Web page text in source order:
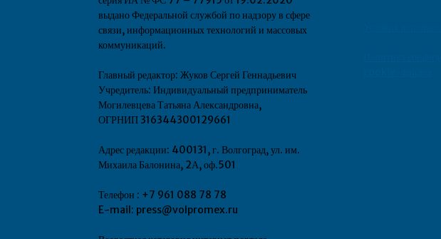
выдано Федеральной службой по надзору в сфере
связи, информационных технологий и массовых
коммуникаций.
Главный редактор: Жуков Сергей Геннадьевич
Учредитель: Индивидуальный предприниматель
Могилевцева Татьяна Александровна,
ОГРНИП 316344300129661
Адрес редакции: 400131, г. Волгоград, ул. им.
Михаила Балонина, 2А, оф.501
Телефон : +7 961 088 78 78
E-mail: press@volpromex.ru